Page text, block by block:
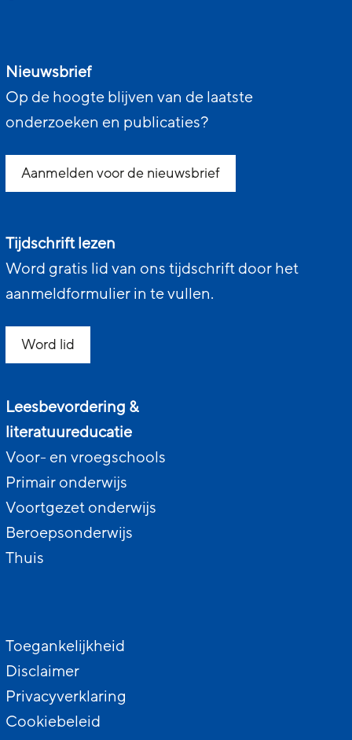
Nieuwsbrief
Op de hoogte blijven van de laatste
onderzoeken en publicaties?
Aanmelden voor de nieuwsbrief
Tijdschrift lezen
Word gratis lid van ons tijdschrift door het
aanmeldformulier in te vullen.
Word lid
Leesbevordering &
literatuureducatie
Voor- en vroegschools
Primair onderwijs
Voortgezet onderwijs
Beroepsonderwijs
Thuis
Toegankelijkheid
Disclaimer
Privacyverklaring
Cookiebeleid